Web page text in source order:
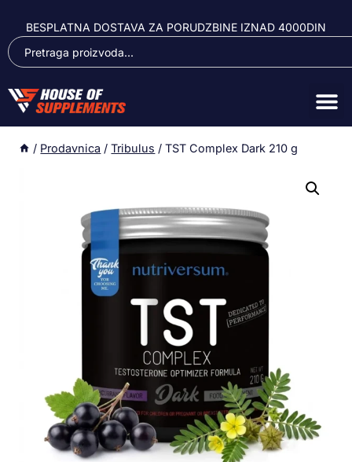
BESPLATNA DOSTAVA ZA PORUDZBINE IZNAD 4000DIN
/ Prodavnica / Tribulus / TST Complex Dark 210 g